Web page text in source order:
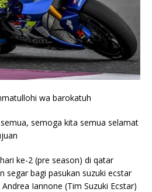
wa barokatuh
semoga kita semua selamat
ke-2 (pre season) di qatar
segar bagi pasukan suzuki ecstar
Iannone (Tim Suzuki Ecstar)